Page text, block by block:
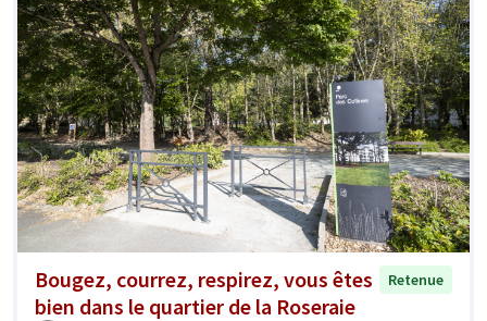
Bougez, courrez, respirez, vous êtes
bien dans le quartier de la Roseraie
Retenue